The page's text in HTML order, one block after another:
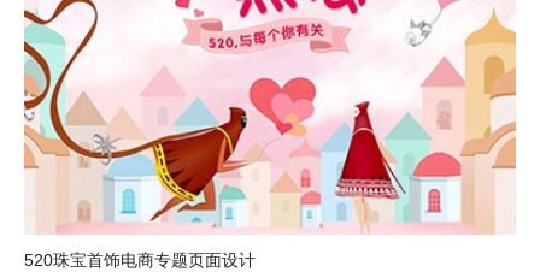
520珠宝首饰电商专题页面设计